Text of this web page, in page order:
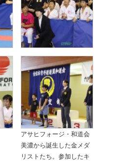
アサヒフォージ・和道会
美濃から誕生した金メダ
リストたち。参加したキ